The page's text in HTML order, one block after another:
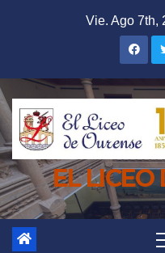
Vie. Ago 7th,
EL LICEO